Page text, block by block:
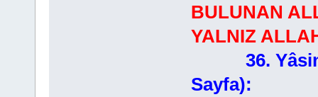
BULUNAN
YALNIZ
36.
Sayfa):